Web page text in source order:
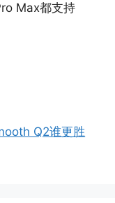
Max都支持
Q2谁更胜